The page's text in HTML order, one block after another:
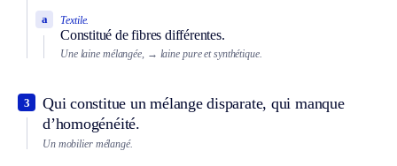
Textile.
Constitué de fibres différentes.
a
Une laine mélangée, → laine pure et synthétique.
Qui constitue un mélange disparate, qui manque
d’homogénéité.
3
Un mobilier mélangé.